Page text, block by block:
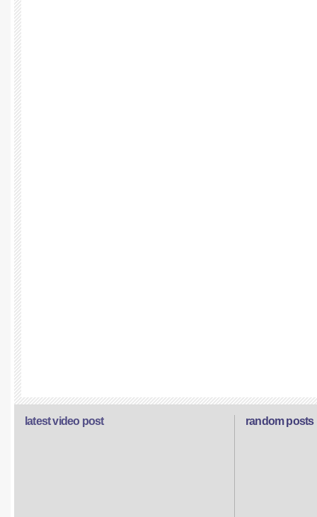
random posts
latest video post